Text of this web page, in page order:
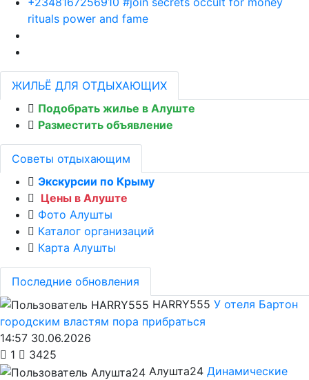
rituals power and fame
ЖИЛЬЁ ДЛЯ ОТДЫХАЮЩИХ
Подобрать жилье в Алуште
Разместить объявление
Советы отдыхающим
Экскурсии по Крыму
Цены в Алуште
Фото Алушты
Каталог организаций
Карта Алушты
Последние обновления
HARRY555 У отеля Бартон
городским властям пора прибраться
14:57 30.06.2026
1
3425
Алушта24 Динамические